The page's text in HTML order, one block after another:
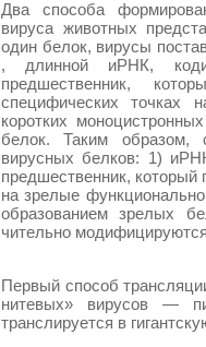
Два способа
вируса животных
один белок, вирусы
, длинной иРНК,
предшественник,
специфических точках
коротких
белок. Таким образом,
вирусных белков: 1)
предшественник, который
на зрелые
обра­зованием зрелых
чительно
Первый способ
нитевых» вирусов —
транслируется в